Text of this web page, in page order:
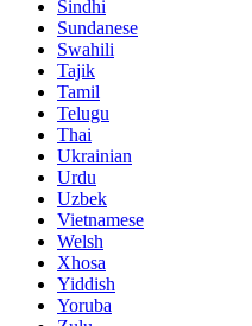
Sindhi
Sundanese
Swahili
Tajik
Tamil
Telugu
Thai
Ukrainian
Urdu
Uzbek
Vietnamese
Welsh
Xhosa
Yiddish
Yoruba